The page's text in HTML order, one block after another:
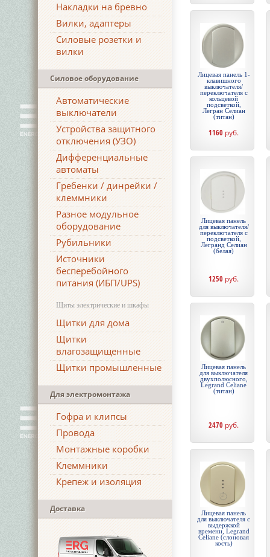
Накладки на бревно
Вилки, адаптеры
Силовые розетки и
вилки
Силовое оборудование
Автоматические
выключатели
Устройства защитного
отключения (УЗО)
Дифференциальные
автоматы
Гребенки / динрейки /
клеммники
Разное модульное
оборудование
Рубильники
Источники
бесперебойного
питания (ИБП/UPS)
Щиты электрические и шкафы
Щитки для дома
Щитки
влагозащищенные
Щитки промышленные
Для электромонтажа
Гофра и клипсы
Провода
Монтажные коробки
Клеммники
Крепеж и изоляция
Доставка
Лицевая панель 1-
клавишного
выключателя/
переключателя с
кольцевой
подсветкой,
Легран Селиан
(титан)
1160 руб.
Лицевая панель
для выключателя/
переключателя с
подсветкой,
Легранд Селиан
(белая)
1250 руб.
Лицевая панель
для выключателя
двухполюсного,
Legrand Celiane
(титан)
2470 руб.
Лицевая панель
для выключателя с
выдержкой
времени, Legrand
Celiane (слоновая
кость)